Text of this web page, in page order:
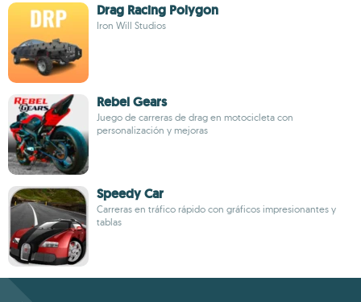
Drag Racing Polygon
Iron Will Studios
Rebel Gears
Juego de carreras de drag en motocicleta con
personalización y mejoras
Speedy Car
Carreras en tráfico rápido con gráficos impresionantes y
tablas